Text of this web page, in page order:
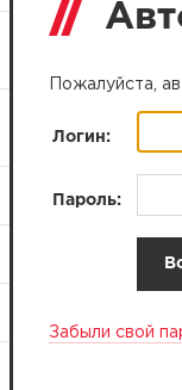
Пожалуйста,
Логин:
Пароль:
Забыли свой